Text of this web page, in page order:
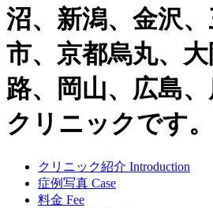
沼、新潟、金沢、
市、京都烏丸、
路、岡山、広島
クリニックです。
クリニック紹介 Introduction
症例写真 Case
料金 Fee